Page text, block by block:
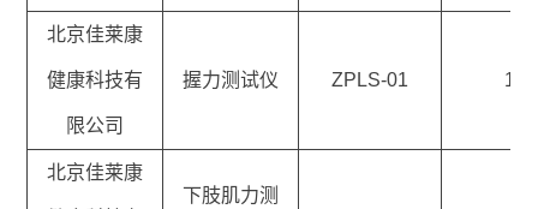
北京佳莱康
健康科技有
限公司
握力测试仪 ZPLS-01 1
北京佳莱康
下肢肌力测